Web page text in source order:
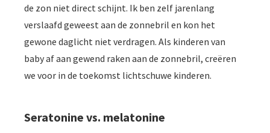
de zon niet direct schijnt. Ik ben zelf jarenlang
verslaafd geweest aan de zonnebril en kon het
gewone daglicht niet verdragen. Als kinderen van
baby af aan gewend raken aan de zonnebril, creëren
we voor in de toekomst lichtschuwe kinderen.
Seratonine vs. melatonine